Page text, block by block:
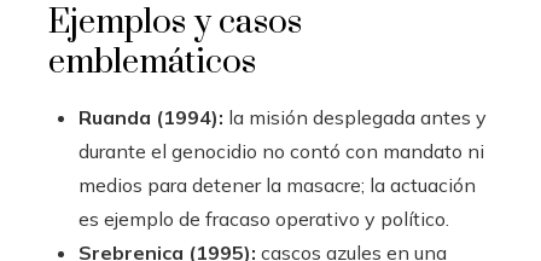
Ejemplos y casos
emblemáticos
Ruanda (1994): la misión desplegada antes y
durante el genocidio no contó con mandato ni
medios para detener la masacre; la actuación
es ejemplo de fracaso operativo y político.
Srebrenica (1995): cascos azules en una